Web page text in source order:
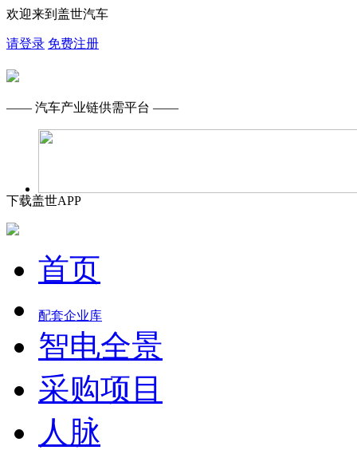
欢迎来到盖世汽车
请登录 免费注册
—— 汽车产业链供需平台 ——
下载盖世APP
首页
配套企业库
智电全景
采购项目
人脉